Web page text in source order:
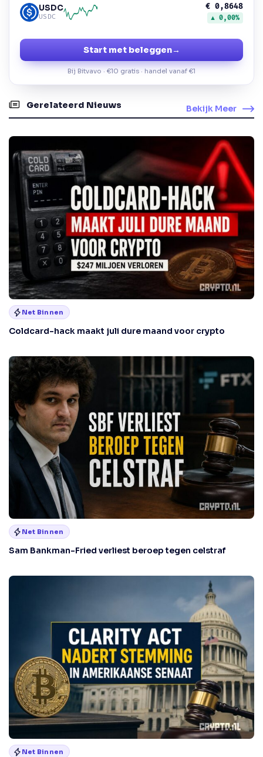
USDC
USDC
€ 0,8648
▲ 0,00%
Start met beleggen→
Bij Bitvavo · €10 gratis · handel vanaf €1
Gerelateerd Nieuws Bekijk Meer
Net Binnen
Coldcard-hack maakt juli dure maand voor crypto
Net Binnen
Sam Bankman-Fried verliest beroep tegen celstraf
Net Binnen